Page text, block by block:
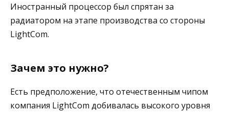
Иностранный процессор был спрятан за
радиатором на этапе производства со стороны
LightCom.
Зачем это нужно?
Есть предположение, что отечественным чипом
компания LightCom добивалась высокого уровня